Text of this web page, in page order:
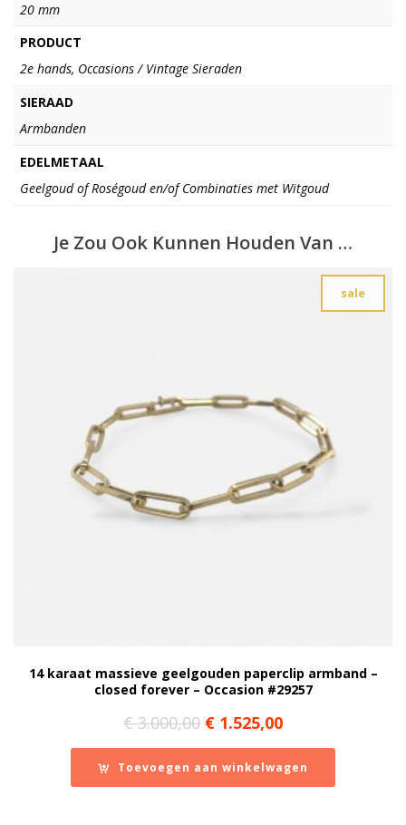
20 mm
PRODUCT
2e hands, Occasions / Vintage Sieraden
SIERAAD
Armbanden
EDELMETAAL
Geelgoud of Roségoud en/of Combinaties met Witgoud
Je Zou Ook Kunnen Houden Van …
sale
14 karaat massieve geelgouden paperclip armband –
closed forever – Occasion #29257
€3.000,00 Oorspronkelijke
prijs
was:
€ 3.000,00.
€ 1.525,00Huidige
prijs
is:
€ 1.525,00.
Toevoegen aan winkelwagen